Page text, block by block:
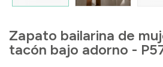
Zapato bailarina de
tacón bajo adorno -